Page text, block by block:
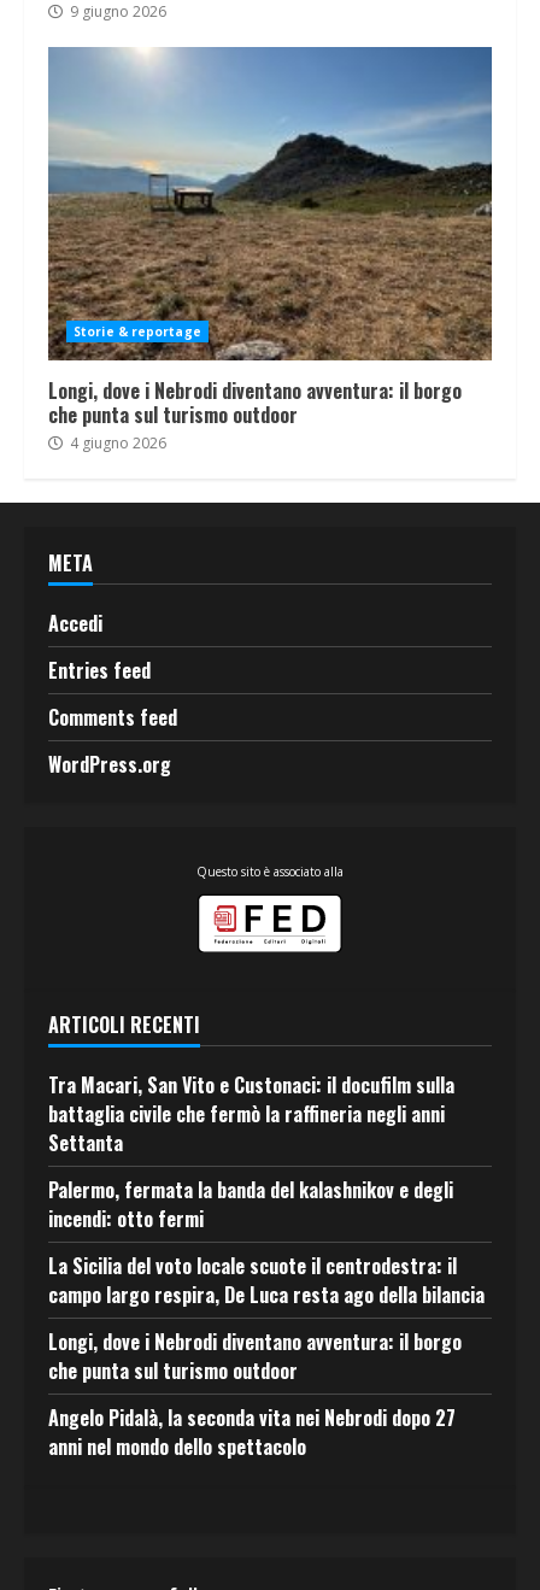
9 giugno 2026
Storie & reportage
Longi, dove i Nebrodi diventano avventura: il borgo
che punta sul turismo outdoor
4 giugno 2026
META
Accedi
Entries feed
Comments feed
WordPress.org
Questo sito è associato alla
ARTICOLI RECENTI
Tra Macari, San Vito e Custonaci: il docufilm sulla
battaglia civile che fermò la raffineria negli anni
Settanta
Palermo, fermata la banda del kalashnikov e degli
incendi: otto fermi
La Sicilia del voto locale scuote il centrodestra: il
campo largo respira, De Luca resta ago della bilancia
Longi, dove i Nebrodi diventano avventura: il borgo
che punta sul turismo outdoor
Angelo Pidalà, la seconda vita nei Nebrodi dopo 27
anni nel mondo dello spettacolo